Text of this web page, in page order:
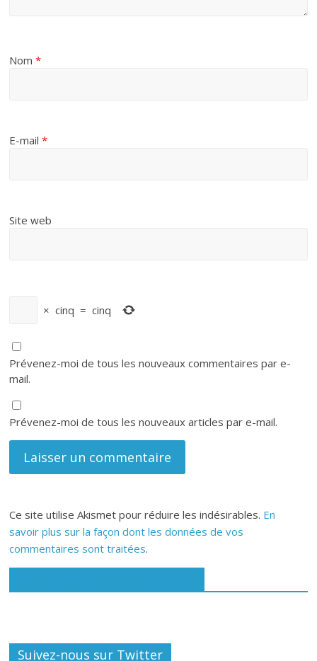
Nom*
E-mail*
Site web
× cinq = cinq
Prévenez-moi de tous les nouveaux commentaires par e-
mail.
Prévenez-moi de tous les nouveaux articles par e-mail.
Ce site utilise Akismet pour réduire les indésirables. En
savoir plus sur la façon dont les données de vos
commentaires sont traitées.
Suivez-nous sur Twitter